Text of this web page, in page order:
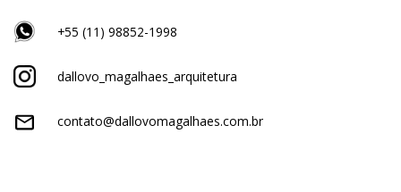
+55 (11) 98852-1998
dallovo_magalhaes_arquitetura
contato@dallovomagalhaes.com.br